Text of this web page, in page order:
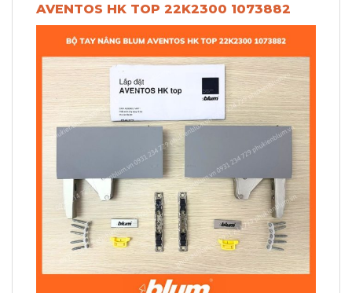
AVENTOS HK TOP 22K2300 1073882